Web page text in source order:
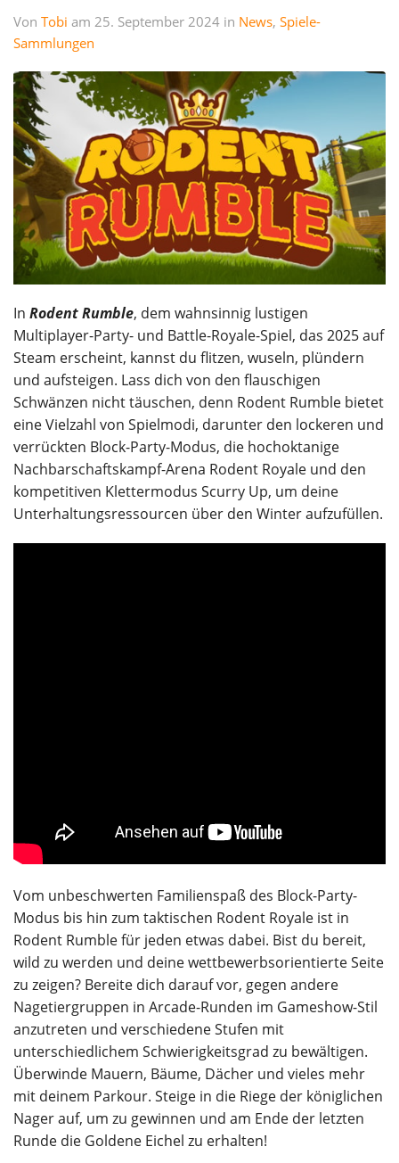
Von Tobi am 25. September 2024 in News, Spiele-
Sammlungen
In Rodent Rumble, dem wahnsinnig lustigen
Multiplayer-Party- und Battle-Royale-Spiel, das 2025 auf
Steam erscheint, kannst du flitzen, wuseln, plündern
und aufsteigen. Lass dich von den flauschigen
Schwänzen nicht täuschen, denn Rodent Rumble bietet
eine Vielzahl von Spielmodi, darunter den lockeren und
verrückten Block-Party-Modus, die hochoktanige
Nachbarschaftskampf-Arena Rodent Royale und den
kompetitiven Klettermodus Scurry Up, um deine
Unterhaltungsressourcen über den Winter aufzufüllen.
Vom unbeschwerten Familienspaß des Block-Party-
Modus bis hin zum taktischen Rodent Royale ist in
Rodent Rumble für jeden etwas dabei. Bist du bereit,
wild zu werden und deine wettbewerbsorientierte Seite
zu zeigen? Bereite dich darauf vor, gegen andere
Nagetiergruppen in Arcade-Runden im Gameshow-Stil
anzutreten und verschiedene Stufen mit
unterschiedlichem Schwierigkeitsgrad zu bewältigen.
Überwinde Mauern, Bäume, Dächer und vieles mehr
mit deinem Parkour. Steige in die Riege der königlichen
Nager auf, um zu gewinnen und am Ende der letzten
Runde die Goldene Eichel zu erhalten!